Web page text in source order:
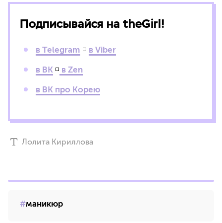
Подписывайся на theGirl!
в Telegram ◽ в Viber
в ВК ◽ в Zen
в ВК про Корею
Лолита Кириллова
маникюр